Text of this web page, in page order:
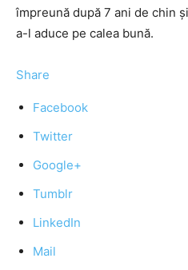
împreună după 7 ani de chin
a-l aduce pe calea bună.
Share
Facebook
Twitter
Google+
Tumblr
LinkedIn
Mail